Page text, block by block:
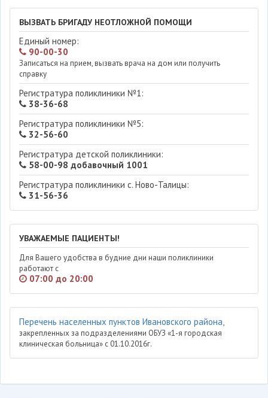
ВЫЗВАТЬ БРИГАДУ НЕОТЛОЖНОЙ ПОМОЩИ
Единый номер:
90-00-30
Записаться на прием, вызвать врача на дом или получить
справку
Регистратура поликлиники №1:
38-36-68
Регистратура поликлиники №5:
32-56-60
Регистратура детской поликлиники:
58-00-98 добавочный 1001
Регистратура поликлиники с. Ново-Талицы:
31-56-36
УВАЖАЕМЫЕ ПАЦИЕНТЫ!
Для Вашего удобства в будние дни наши поликлиники
работают с
07:00 до 20:00
Перечень населенных пунктов Ивановского района,
закрепленных за подразделениями ОБУЗ «1-я городская
клиническая больница» с 01.10.2016г.